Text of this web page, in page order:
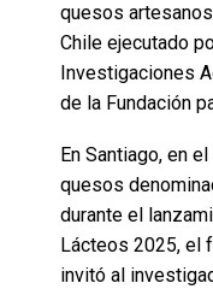
quesos
Chile ejecutado
Investigaciones
de la Fundación
En Santiago, en
quesos
durante el
Lácteos 2025, el
invitó al